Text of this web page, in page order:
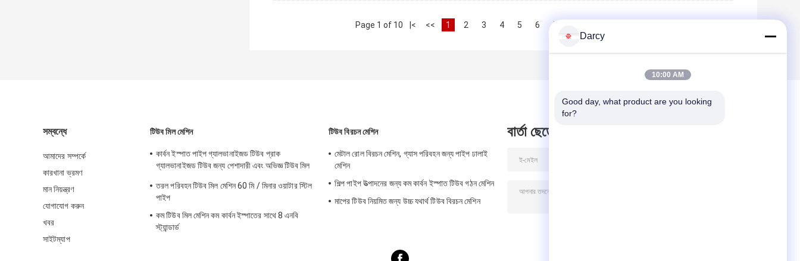
Page 1 of 10 |< << 1 2 3 4 5 6 7
সম্বন্ধে
আমাদের সম্পর্কে
কারখানা ভ্রমণ
মান নিয়ন্ত্রণ
যোগাযোগ করুন
খবর
সাইটম্যাপ
টিউব মিল মেশিন
কার্বন ইস্পাত পাইপ গ্যালভানাইজড টিউব প্রাক
গ্যালভানাইজড টিউব জন্য পেশাদারী এবং অভিজ্ঞ টিউব মিল
তরল পরিবহন টিউব মিল মেশিন 60 মি / মিনার ওয়াটার স্টিল
পাইপ
কম টিউব মিল মেশিন কম কার্বন ইস্পাতের সাথে 8 এনবি
স্ট্যান্ডার্ড
টিউব বিরচন মেশিন
মেটাল রোল বিরচন মেশিন, গ্যাস পরিবহন জন্য পাইপ ঢালাই
মেশিন
শিল্প পাইপ উত্পাদনের জন্য কম কার্বন ইস্পাত টিউব গঠন মেশিন
মাপের টিউব নিয়মিত জন্য উচ্চ যথার্থ টিউব বিরচন মেশিন
বার্তা ছেড়ে
Darcy
10:00 AM
Good day, what product are you looking
for?